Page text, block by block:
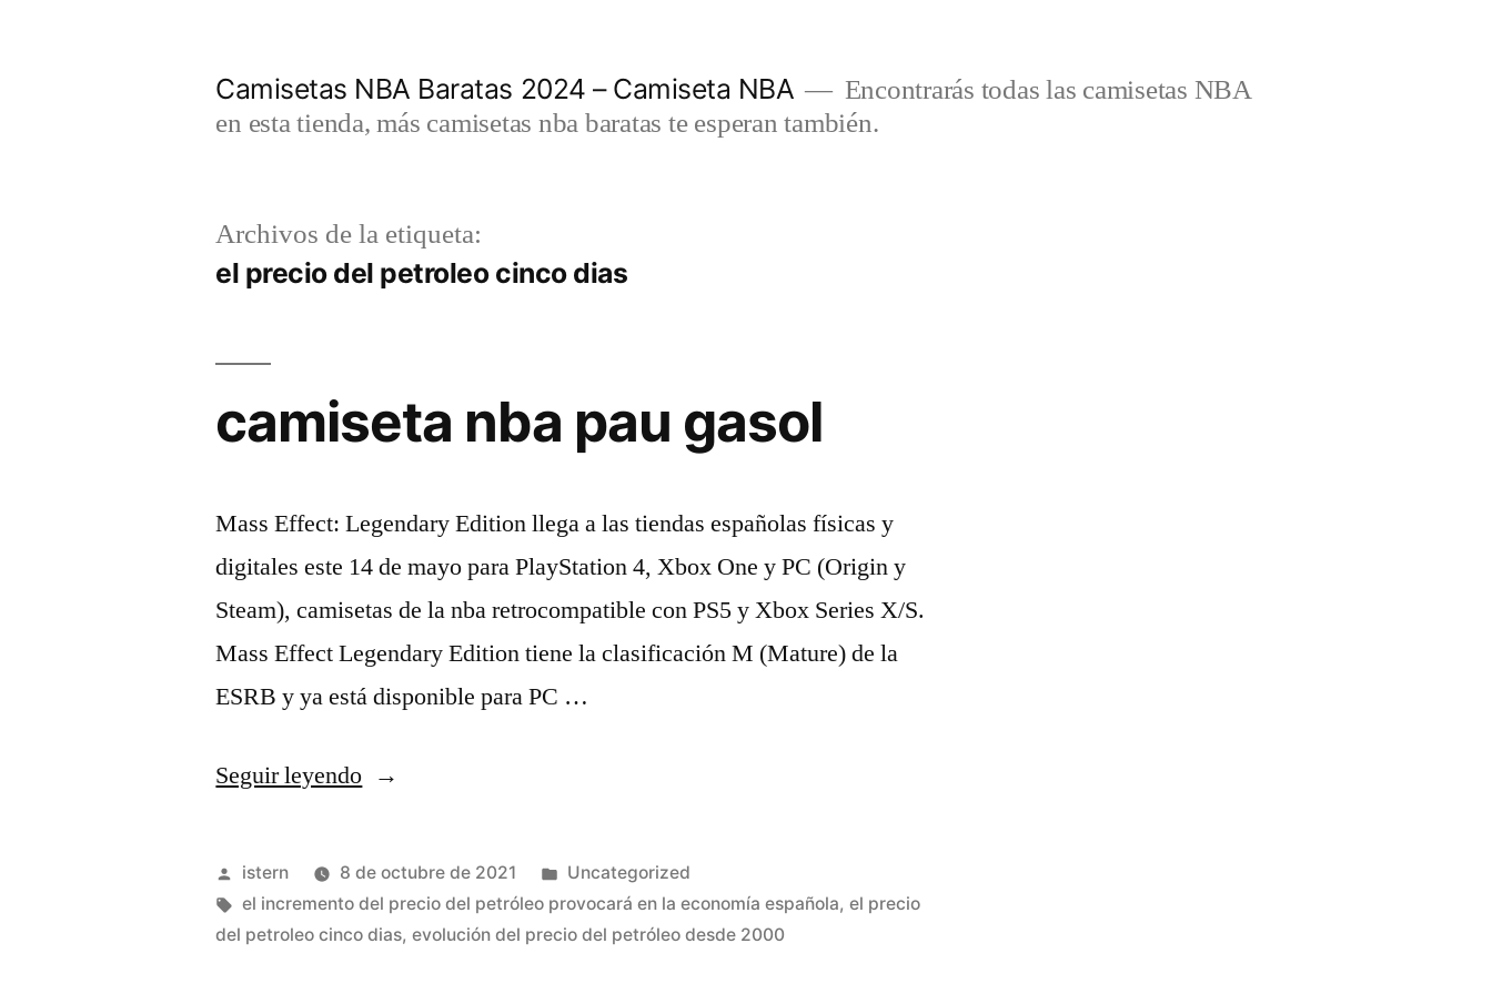
Camisetas NBA Baratas 2024 – Camiseta NBA
Encontrarás todas las camisetas NBA
en esta tienda, más camisetas nba baratas te esperan también.
Archivos de la etiqueta:
el precio del petroleo cinco dias
camiseta nba pau gasol
Mass Effect: Legendary Edition llega a las tiendas españolas físicas y
digitales este 14 de mayo para PlayStation 4, Xbox One y PC (Origin y
Steam), camisetas de la nba retrocompatible con PS5 y Xbox Series X/S.
Mass Effect Legendary Edition tiene la clasificación M (Mature) de la
ESRB y ya está disponible para PC …
Seguir leyendo«camiseta
pau
gasol»
Publicado
por
istern 8 de octubre de 2021
Publicado
en
Uncategorized
Etiquetas:
el incremento del precio del petróleo provocará en la economía española,el precio
del petroleo cinco dias,evolución del precio del petróleo desde 2000